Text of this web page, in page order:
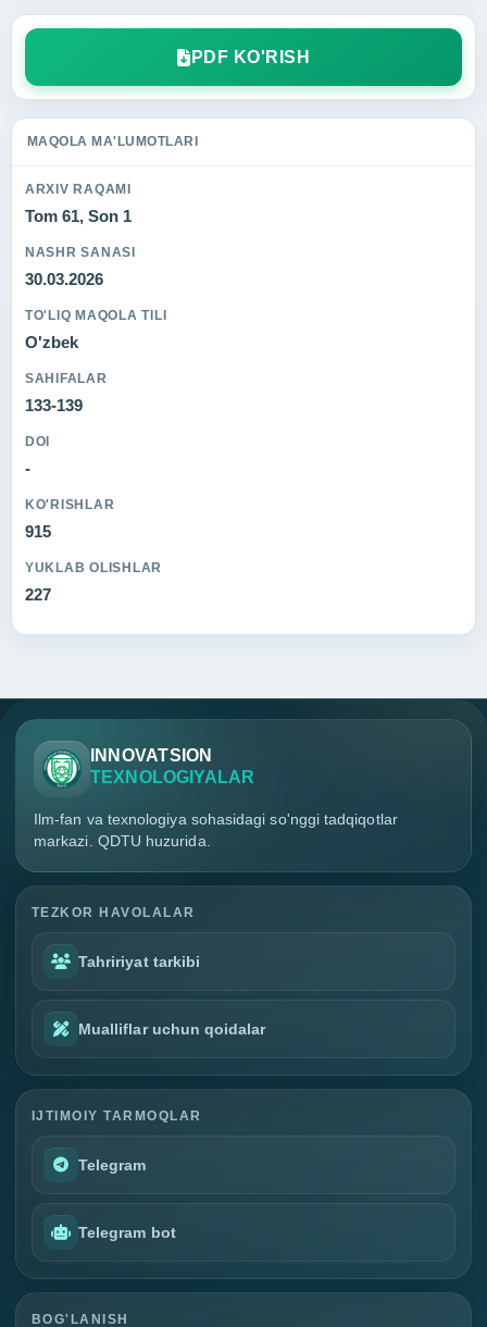
PDF KO'RISH
MAQOLA MA'LUMOTLARI
ARXIV RAQAMI
Tom 61, Son 1
NASHR SANASI
30.03.2026
TO'LIQ MAQOLA TILI
O'zbek
SAHIFALAR
133-139
DOI
-
KO'RISHLAR
915
YUKLAB OLISHLAR
227
INNOVATSION
TEXNOLOGIYALAR
Ilm-fan va texnologiya sohasidagi so'nggi tadqiqotlar
markazi. QDTU huzurida.
TEZKOR HAVOLALAR
Tahririyat tarkibi
Mualliflar uchun qoidalar
IJTIMOIY TARMOQLAR
Telegram
Telegram bot
BOG'LANISH